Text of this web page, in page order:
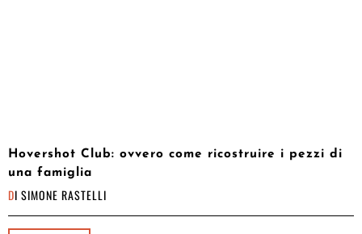
Hovershot Club: ovvero come ricostruire i pezzi di
una famiglia
DI SIMONE RASTELLI